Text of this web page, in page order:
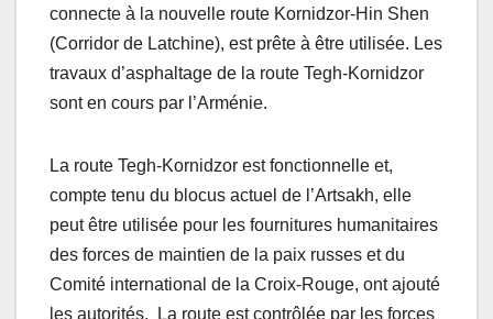
connecte à la nouvelle route Kornidzor-Hin Shen
(Corridor de Latchine), est prête à être utilisée. Les
travaux d’asphaltage de la route Tegh-Kornidzor
sont en cours par l’Arménie.
La route Tegh-Kornidzor est fonctionnelle et,
compte tenu du blocus actuel de l’Artsakh, elle
peut être utilisée pour les fournitures humanitaires
des forces de maintien de la paix russes et du
Comité international de la Croix-Rouge, ont ajouté
les autorités. La route est contrôlée par les forces